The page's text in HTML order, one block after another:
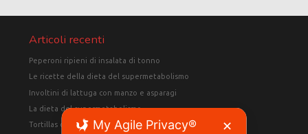
Articoli recenti
Peperoni ripieni di insalata di tonno
Le ricette della dieta del supermetabolismo
Involtini di lattuga con manzo e asparagi
La dieta del supermetabolismo
Tortillas di farro con tacchino e verdure
My Agile Privacy® ✕